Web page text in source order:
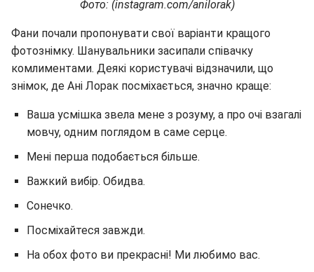
Фото: (instagram.com/anilorak)
Фани почали пропонувати свої варіанти кращого
фотознімку. Шанувальники засипали співачку
комлиментами. Деякі користувачі відзначили, що
знімок, де Ані Лорак посміхається, значно краще:
Ваша усмішка звела мене з розуму, а про очі взагалі
мовчу, одним поглядом в саме серце.
Мені перша подобається більше.
Важкий вибір. Обидва.
Сонечко.
Посміхайтеся завжди.
На обох фото ви прекрасні! Ми любимо вас.